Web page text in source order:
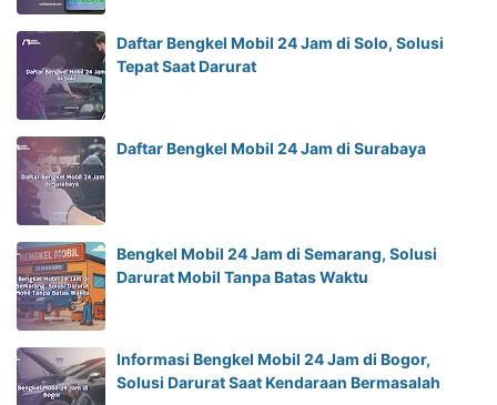
Daftar Bengkel Mobil 24 Jam di Solo, Solusi
Tepat Saat Darurat
Daftar Bengkel Mobil 24 Jam di Surabaya
Bengkel Mobil 24 Jam di Semarang, Solusi
Darurat Mobil Tanpa Batas Waktu
Informasi Bengkel Mobil 24 Jam di Bogor,
Solusi Darurat Saat Kendaraan Bermasalah